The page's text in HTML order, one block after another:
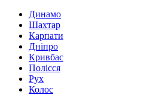
Динамо
Шахтар
Карпати
Дніпро
Кривбас
Полісся
Рух
Колос